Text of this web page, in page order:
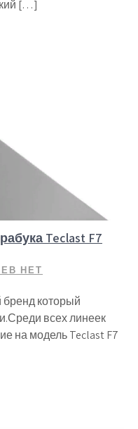
[…]
Teclast F7
НЕТ
бренд который
всех линеек
на модель Teclast F7